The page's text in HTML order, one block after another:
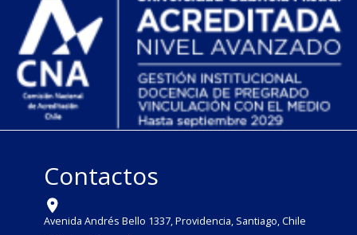
Contactos
Avenida Andrés Bello 1337, Providencia, Santiago, Chile